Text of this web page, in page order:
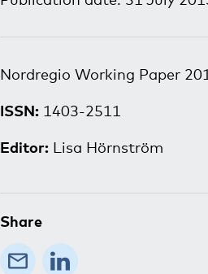
Nordregio Working Paper
ISSN: 1403-2511
Editor: Lisa Hörnström
Share